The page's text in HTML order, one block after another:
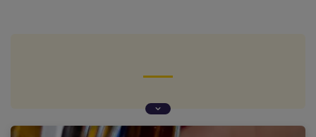
Quelles sont les conditions de prescription ?